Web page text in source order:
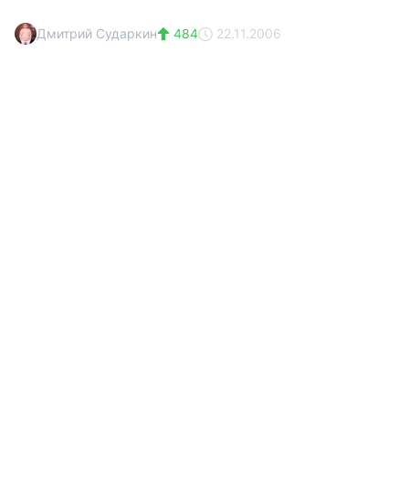
Дмитрий Сударкин 484 22.11.2006